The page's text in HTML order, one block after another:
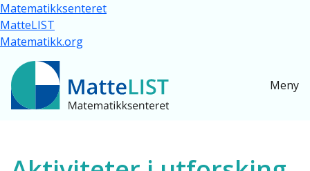
Hopp til hovedinnhold
Matematikksenteret
MatteLIST
Matematikk.org
Meny